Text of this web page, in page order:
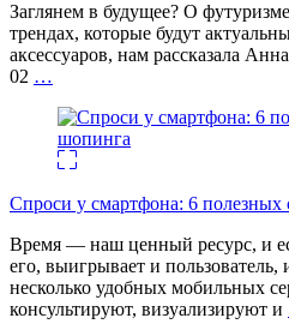
Заглянем в будущее? О
трендах, которые будут
аксессуаров, нам рассказала
02 …
Спроси у смартфона: 6 полезных
Время — наш ценный ресурс, и
его, выигрывает и
несколько удобных мобильных
консультируют, визуализируют и